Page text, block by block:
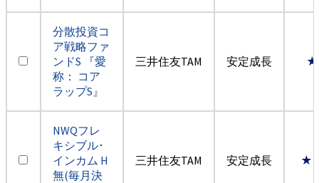
分散投資コ
ア戦略ファ
ンドS 『愛
称： コア
ラップS』
三井住友TAM 安定成長
NWQフレ
キシブル･
インカム H
無(毎月決
三井住友TAM 安定成長